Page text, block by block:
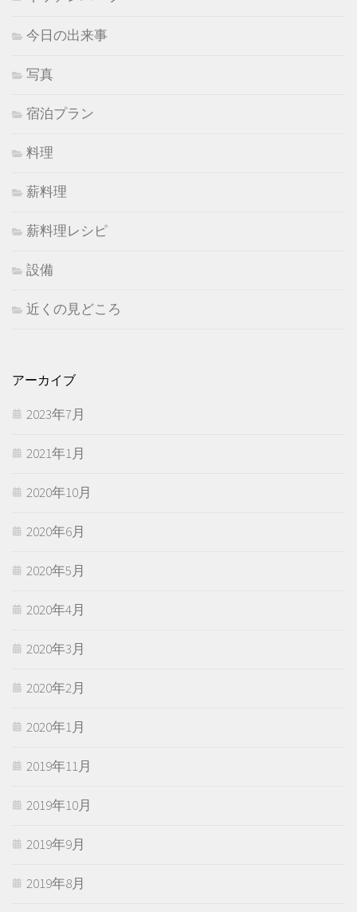
今日の出来事
写真
宿泊プラン
料理
薪料理
薪料理レシピ
設備
近くの見どころ
アーカイブ
2023年7月
2021年1月
2020年10月
2020年6月
2020年5月
2020年4月
2020年3月
2020年2月
2020年1月
2019年11月
2019年10月
2019年9月
2019年8月